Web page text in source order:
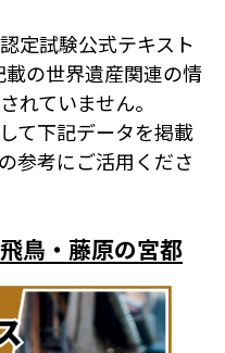
定試験公式テキスト
載の世界遺産関連の情
れていません。
て下記データを掲載
参考にご活用くださ
鳥・藤原の宮都